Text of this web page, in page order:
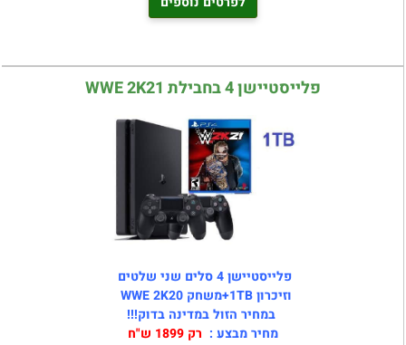
פלייסטיישן 4 בחבילת WWE 2K21
פלייסטיישן 4 סלים שני שלטים
וזיכרון 1TB+משחק WWE 2K20
במחיר הזול במדינה בדוק!!!
מחיר מבצע : רק 1899 ש"ח